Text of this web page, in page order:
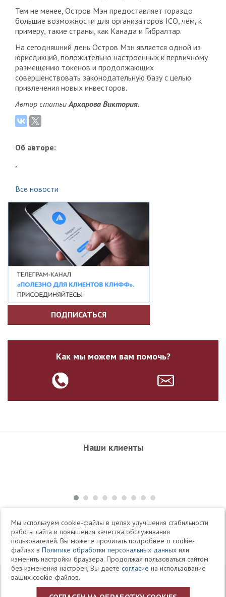
Тем не менее, Остров Мэн предоставляет гораздо
большие возможности для организаторов ICO, чем, к
примеру, такие страны, как Канада и Гибралтар.
На сегодняшний день Остров Мэн является одной из
юрисдикций, положительно настроенных к первичному
размещению токенов и продолжающих
совершенствовать законодательную базу с целью
привлечения новых инвесторов.
Автор статьиАрхарова Виктория.
Об авторе:
,
Все новости
ПОДПИСАТЬСЯ
Как мы можем вам помочь?
Наши клиенты
+7 495 504-34-61
Telegram Max
© 1994-2026 Юридическая Фирма «Клифф»
Юридические услуги, аудит, офшоры
Мы используем cookie-файлы в целях улучшения стабильности
работы сайта и повышения качества обслуживания
пользователей. Вы можете прочитать подробнее о cookie-
файлах вПолитике обработки персональных данных или
изменить настройки браузера. Продолжая пользоваться сайтом
без изменения настроек, Вы даетесогласие на использование
ваших cookie-файлов.